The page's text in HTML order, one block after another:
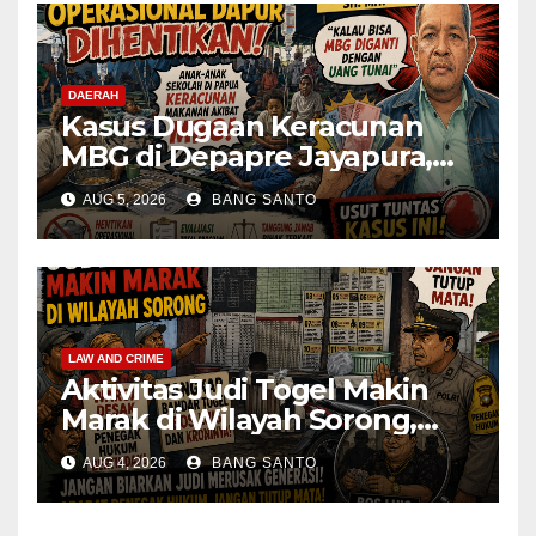
DAERAH
Kasus Dugaan Keracunan
MBG di Depapre Jayapura,
Aktivis Papua Minta
Operasional Dapur
Dihentikan & Evaluasi
Menyeluruh
AUG 5, 2026 BANG SANTO
LAW AND CRIME
Aktivitas Judi Togel Makin
Marak di Wilayah Sorong,
Warga Desak Aparat Segera
Tangkap Bandar Luis dan
Kroninya
AUG 4, 2026 BANG SANTO